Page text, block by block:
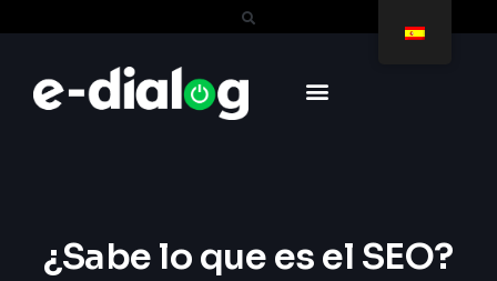
¿Sabe lo que es el SEO?